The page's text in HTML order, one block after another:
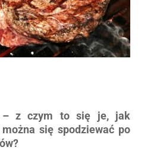
– z czym to się je, jak
się spodziewać po